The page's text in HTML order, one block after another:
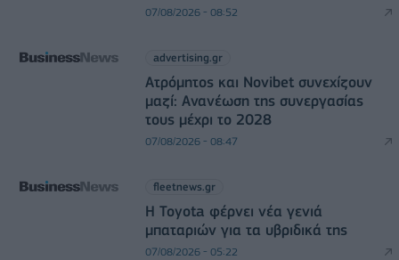
07/08/2026 - 08:52
advertising.gr
Ατρόμητος και Novibet συνεχίζουν
μαζί: Ανανέωση της συνεργασίας
τους μέχρι το 2028
07/08/2026 - 08:47
fleetnews.gr
Η Toyota φέρνει νέα γενιά
μπαταριών για τα υβριδικά της
07/08/2026 - 05:22